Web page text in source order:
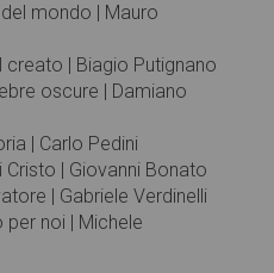
mondo | Mauro
| Biagio Putignano
oscure | Damiano
| Carlo Pedini
| Giovanni Bonato
| Gabriele Verdinelli
per noi | Michele